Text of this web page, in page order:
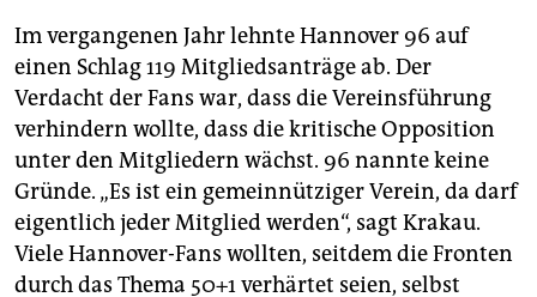
Im vergangenen Jahr lehnte Hannover 96 auf
einen Schlag 119 Mitgliedsanträge ab. Der
Verdacht der Fans war, dass die Vereinsführung
verhindern wollte, dass die kritische Opposition
unter den Mitgliedern wächst. 96 nannte keine
Gründe. „Es ist ein gemeinnütziger Verein, da darf
eigentlich jeder Mitglied werden“, sagt Krakau.
Viele Hannover-Fans wollten, seitdem die Fronten
durch das Thema 50+1 verhärtet seien, selbst